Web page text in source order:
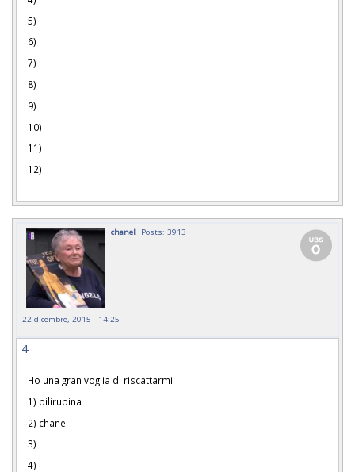
5)
6)
7)
8)
9)
10)
11)
12)
chanel Posts: 3913
22 dicembre, 2015 - 14:25
4
Ho una gran voglia di riscattarmi.
1) bilirubina
2) chanel
3)
4)